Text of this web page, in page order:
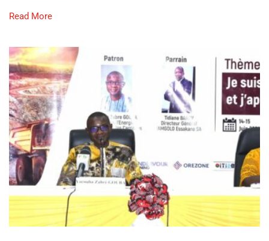
Read More